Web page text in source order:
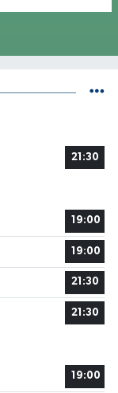
21:30
19:00
19:00
21:30
21:30
19:00